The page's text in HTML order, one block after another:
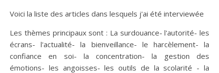
Voici la liste des articles dans lesquels j'ai été interviewée
Les thèmes principaux sont : La surdouance- l'autorité- les
écrans- l'actualité- la bienveillance- le harcèlement- la
confiance en soi- la concentration- la gestion des
émotions- les angoisses- les outils de la scolarité - la